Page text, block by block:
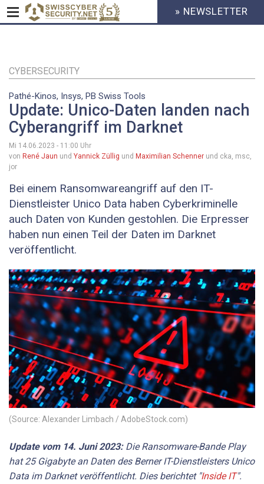
Inhalt
HEADER
MENU
» NEWSLETTER
CYBERSECURITY
Pathé-Kinos, Insys, PB Swiss Tools
Update: Unico-Daten landen nach
Cyberangriff im Darknet
Mi 14.06.2023 - 11:00 Uhr
von René Jaun und Yannick Züllig und Maximilian Schenner und cka, msc,
jor
Bei einem Ransomwareangriff auf den IT-
Dienstleister Unico Data haben Cyberkriminelle
auch Daten von Kunden gestohlen. Die Erpresser
haben nun einen Teil der Daten im Darknet
veröffentlicht.
(Source: Alexander Limbach / AdobeStock.com)
Update vom 14. Juni 2023: Die Ransomware-Bande Play
hat 25 Gigabyte an Daten des Berner IT-Dienstleisters Unico
Data im Darknet veröffentlicht. Dies berichtet "Inside IT".